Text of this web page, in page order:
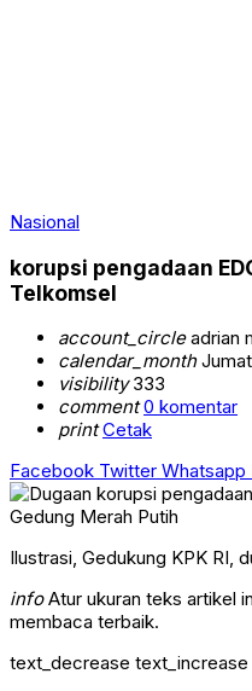
Nasional
korupsi pengadaan
Telkomsel
account_circleadrian
calendar_month
visibility333
comment 0 komentar
print Cetak
Facebook Twitter Whatsapp
Ilustrasi, Gedukung KPK RI,
infoAtur ukuran teks artikel
membaca terbaik.
text_decrease text_increase